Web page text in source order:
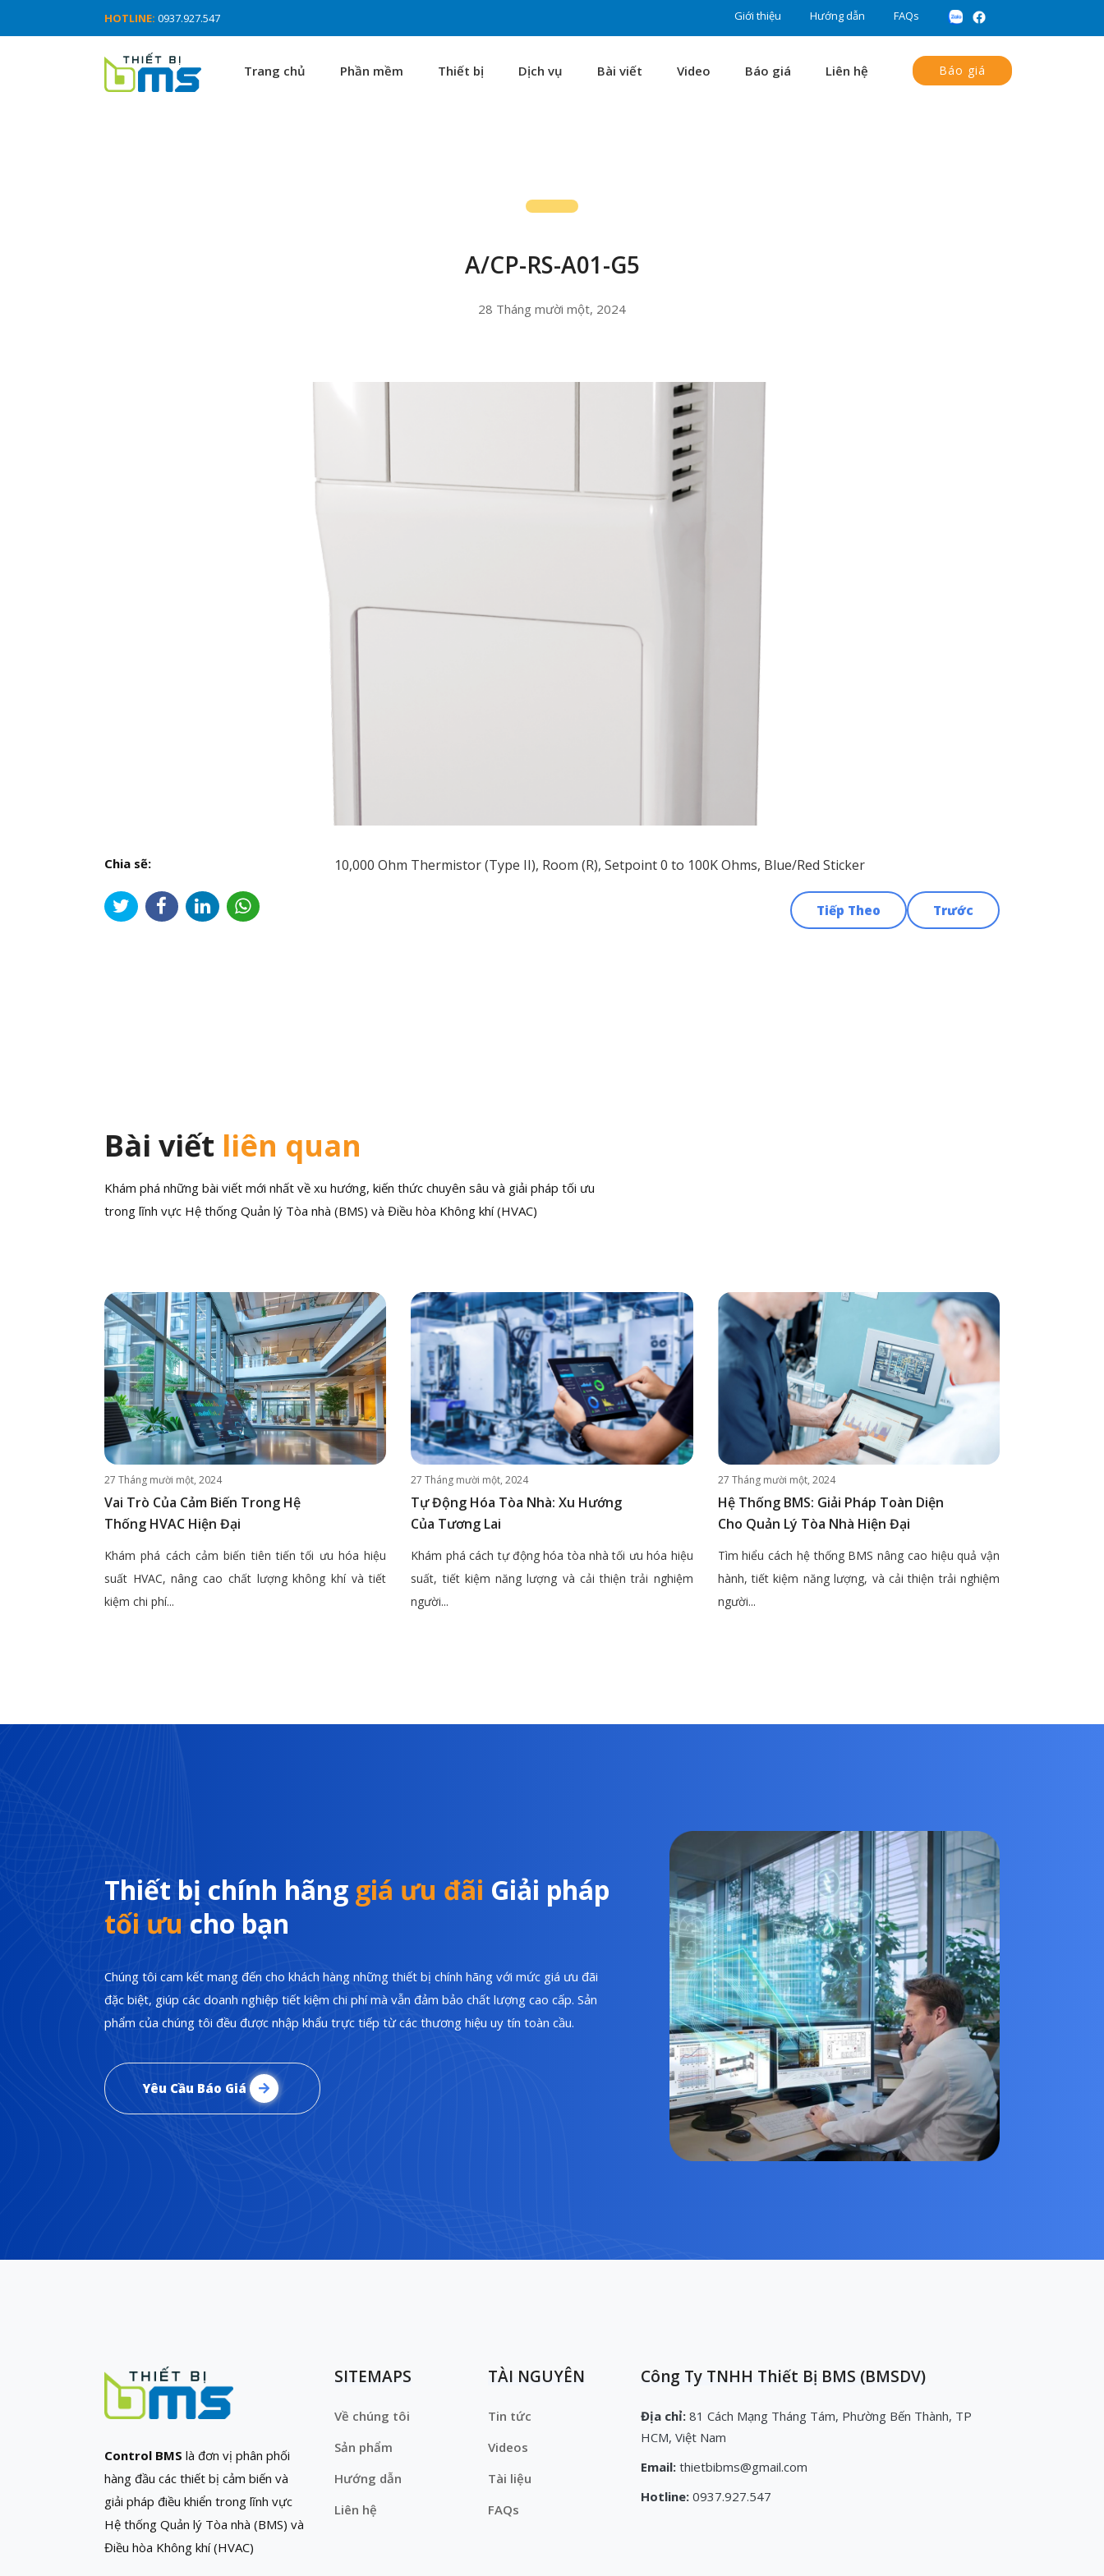
HOTLINE: 0937.927.547 Giới thiệu Hướng dẫn FAQs
Trang chủ Phần mềm Thiết bị Dịch vụ Bài viết Video Báo giá Liên hệ Báo giá
A/CP-RS-A01-G5
28 Tháng mười một, 2024
Chia sẽ: 10,000 Ohm Thermistor (Type II), Room (R), Setpoint 0 to 100K Ohms, Blue/Red Sticker
Trước
Tiếp Theo
Bài viết liên quan
Khám phá những bài viết mới nhất về xu hướng, kiến thức chuyên sâu và giải pháp tối ưu
trong lĩnh vực Hệ thống Quản lý Tòa nhà (BMS) và Điều hòa Không khí (HVAC)
27 Tháng mười một, 2024
Vai Trò Của Cảm Biến Trong Hệ
Thống HVAC Hiện Đại
Khám phá cách cảm biến tiên tiến tối ưu hóa hiệu
suất HVAC, nâng cao chất lượng không khí và tiết
kiệm chi phí...
27 Tháng mười một, 2024
Tự Động Hóa Tòa Nhà: Xu Hướng
Của Tương Lai
Khám phá cách tự động hóa tòa nhà tối ưu hóa hiệu
suất, tiết kiệm năng lượng và cải thiện trải nghiệm
người...
27 Tháng mười một, 2024
Hệ Thống BMS: Giải Pháp Toàn Diện
Cho Quản Lý Tòa Nhà Hiện Đại
Tìm hiểu cách hệ thống BMS nâng cao hiệu quả vận
hành, tiết kiệm năng lượng, và cải thiện trải nghiệm
người...
Thiết bị chính hãng giá ưu đãi Giải pháp
tối ưu cho bạn
Chúng tôi cam kết mang đến cho khách hàng những thiết bị chính hãng với mức giá ưu đãi
đặc biệt, giúp các doanh nghiệp tiết kiệm chi phí mà vẫn đảm bảo chất lượng cao cấp. Sản
phẩm của chúng tôi đều được nhập khẩu trực tiếp từ các thương hiệu uy tín toàn cầu.
Yêu Cầu Báo Giá
Control BMS là đơn vị phân phối
hàng đầu các thiết bị cảm biến và
giải pháp điều khiển trong lĩnh vực
Hệ thống Quản lý Tòa nhà (BMS) và
Điều hòa Không khí (HVAC)
SITEMAPS
Về chúng tôi
Sản phẩm
Hướng dẫn
Liên hệ
TÀI NGUYÊN
Tin tức
Videos
Tài liệu
FAQs
Công Ty TNHH Thiết Bị BMS (BMSDV)
Địa chỉ: 81 Cách Mạng Tháng Tám, Phường Bến Thành, TP
HCM, Việt Nam
Email: thietbibms@gmail.com
Hotline: 0937.927.547